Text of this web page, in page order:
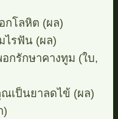
กโลหิต (ผล)
ไรฟัน (ผล)
กรักษาคางทูม (ใบ,
เป็นยาลดไข้ (ผล)
)